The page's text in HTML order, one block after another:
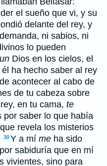
el sueño que vi, y su
delante del rey, y
ni sabios, ni
lo pueden
un Dios en los cielos, el
ha hecho saber al rey
acontecer al cabo de
de tu cabeza sobre
en tu cama, te
por saber lo que había
revela los misterios
30Y a mí me ha sido
sabiduría que en mí
vivientes, sino para